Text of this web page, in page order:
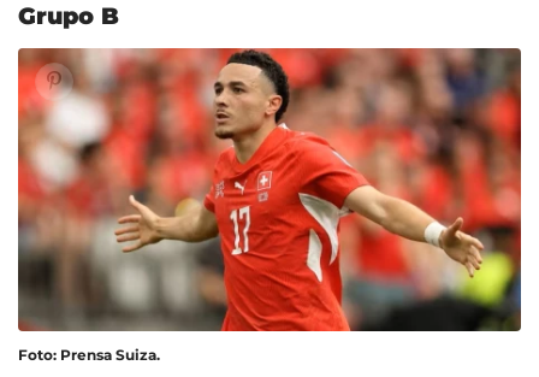
Grupo B
Foto: Prensa Suiza.